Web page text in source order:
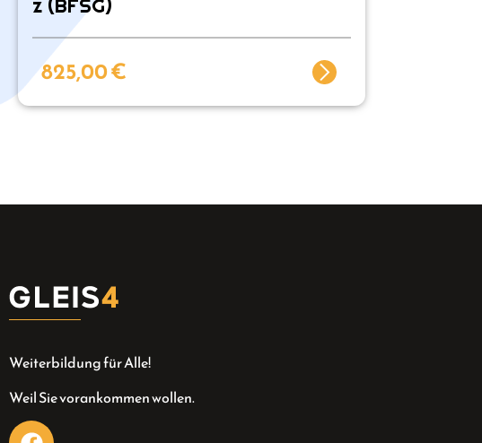
z (BFSG)
825,00€
Weiterbildung für Alle!
Weil Sie vorankommen wollen.